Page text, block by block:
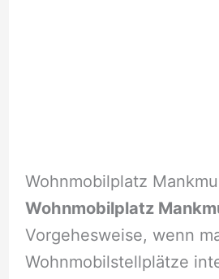
Wohnmobilplatz Mankmu
Wohnmobilplatz
Vorgehesweise, wenn
Wohnmobilstellplätze